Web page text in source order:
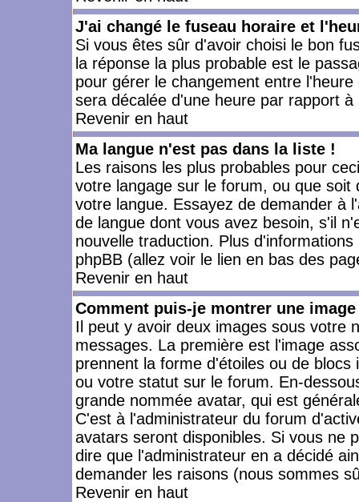
J'ai changé le fuseau horaire et
Si vous êtes sûr d'avoir choisi le bon
la réponse la plus probable est le
pour gérer le changement entre
sera décalée d'une heure par rapport à
Revenir en haut
Ma langue n'est pas dans la liste !
Les raisons les plus probables pour
votre langage sur le forum, ou que
votre langue. Essayez de demander à
de langue dont vous avez besoin, s'il
nouvelle traduction. Plus
phpBB (allez voir le lien en bas des
Revenir en haut
Comment puis-je montrer une
Il peut y avoir deux images sous votre
messages. La première est l'image
prennent la forme d'étoiles ou de
ou votre statut sur le forum. En-
grande nommée avatar, qui est
C'est à l'administrateur du forum
avatars seront disponibles. Si vous ne
dire que l'administrateur en a décidé
demander les raisons (nous sommes
Revenir en haut